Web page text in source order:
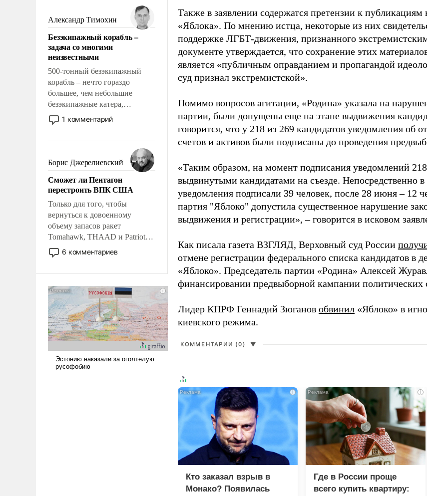
мужественным и твердым под
ударами судьбы, брать на себя
ответственность, помогать
слабым, идти вперед и
адаптироваться.
Александр Тимохин
Безэкипажный корабль –
задача со многими
неизвестными
500-тонный безэкипажный
корабль – нечто гораздо
большее, чем небольшие
безэкипажные катера,
применение которых уже
стало обыденностью. Задача по
сложна и амбициозна. Однако
и ее реализация радикально
поднимет наши боевые
возможности.
1 комментарий
Борис Джерелиевский
Сможет ли Пентагон
перестроить ВПК США
Только для того, чтобы
вернуться к довоенному
объему запасов ракет
Tomahawk, THAAD и Patriot
США потребуется более трех
лет. Даже небольшая война с
Сложившаяся ситуация
означает многолетний период
уязвимости США, например,
перед Китаем.
6 комментариев
Также в заявлении содержатся претензии к
«Яблока». По мнению истца, некоторые из них
поддержке ЛГБТ-движения, признанного
документе утверждается, что сохранение этих
является «публичным оправданием и пропагандой
суд признал экстремистской».
Помимо вопросов агитации, «Родина» указала на
партии, были допущены еще на этапе выдвижения
говорится, что у 218 из 269 кандидатов уведомления об
счетов и активов были подписаны до проведения
«Таким образом, на момент подписания уведомлений 218
выдвинутыми кандидатами на съезде. Непосредственно в
уведомления подписали 39 человек, после 28 июня – 12
партия "Яблоко" допустила существенное нарушение
выдвижения и регистрации», – говорится в исковом
Как писала газета ВЗГЛЯД, Верховный суд России
отмене регистрации федерального списка кандидатов в
«Яблоко». Председатель партии «Родина» Алексей
финансировании предвыборной кампании политических
Лидер КПРФ Геннадий Зюганов обвинил «Яблоко» в
киевского режима.
КОММЕНТАРИИ (0) ▼
i
Кто заказал взрыв в
Монако? Появилась
i
Где в России проще
всего купить квартиру: